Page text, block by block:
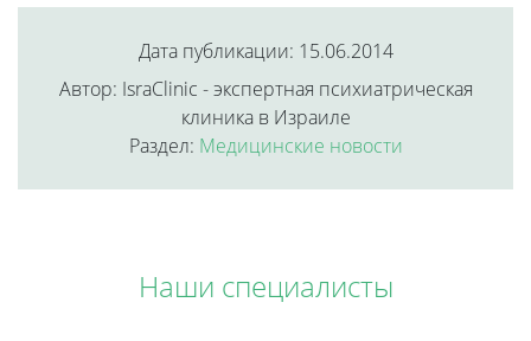
Дата публикации: 15.06.2014
Автор: IsraClinic - экспертная психиатрическая
клиника в Израиле
Раздел: Медицинские новости
Наши специалисты